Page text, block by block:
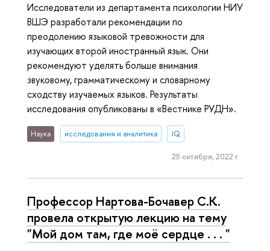
Исследователи из департамента психологии НИУ
ВШЭ разработали рекомендации по
преодолению языковой тревожности для
изучающих второй иностранный язык. Они
рекомендуют уделять больше внимания
звуковому, грамматическому и словарному
сходству изучаемых языков. Результаты
исследования опубликованы в «Вестнике РУДН».
Наука исследования и аналитика IQ
25 октября, 2022 г.
Профессор Нартова-Бочавер С.К.
провела открытую лекцию на тему
"Мой дом там, где моё сердце . . . "